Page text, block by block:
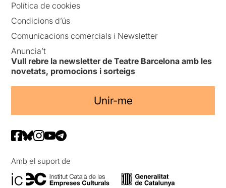
Política de cookies
Condicions d’ús
Comunicacions comercials i Newsletter
Anuncia’t
Vull rebre la newsletter de Teatre Barcelona amb les
novetats, promocions i sorteigs
Unir-me
Amb el suport de